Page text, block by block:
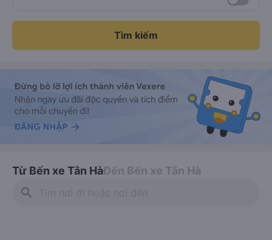
Tìm kiếm
Từ Bến xe Tân HàĐến Bến xe Tân Hà
search